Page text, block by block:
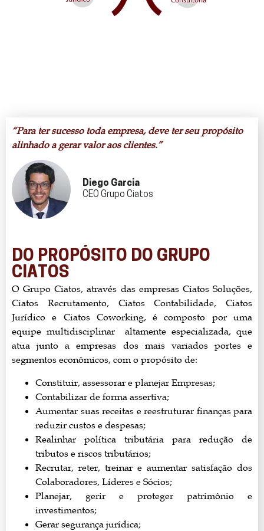
“Para ter sucesso toda empresa, deve ter seu propósito
alinhado a gerar valor aos clientes.”
Diego Garcia
CEO Grupo Ciatos
DO PROPÓSITO DO GRUPO
CIATOS
O Grupo Ciatos, através das empresas Ciatos Soluções,
Ciatos Recrutamento, Ciatos Contabilidade, Ciatos
Jurídico e Ciatos Coworking, é composto por uma
equipe multidisciplinar altamente especializada, que
atua junto a empresas dos mais variados portes e
segmentos econômicos, com o propósito de:
Constituir, assessorar e planejar Empresas;
Contabilizar de forma assertiva;
Aumentar suas receitas e reestruturar finanças para
reduzir custos e despesas;
Realinhar política tributária para redução de
tributos e riscos tributários;
Recrutar, reter, treinar e aumentar satisfação dos
Colaboradores, Líderes e Sócios;
Planejar, gerir e proteger patrimônio e
investimentos;
Gerar segurança jurídica;